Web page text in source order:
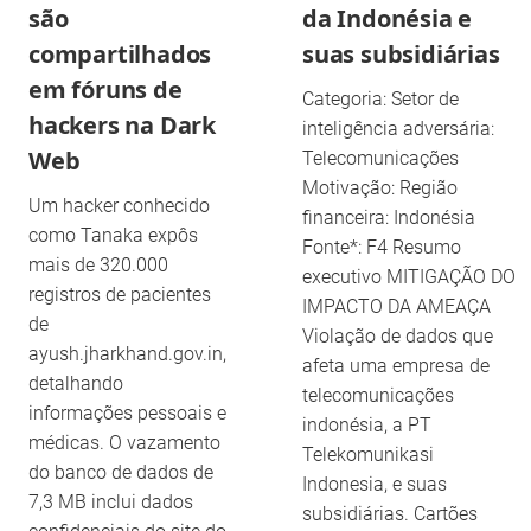
são
compartilhados
em fóruns de
hackers na Dark
Web
Um hacker conhecido
como Tanaka expôs
mais de 320.000
registros de pacientes
de
ayush.jharkhand.gov.in,
detalhando
informações pessoais e
médicas. O vazamento
do banco de dados de
7,3 MB inclui dados
da Indonésia e
suas subsidiárias
Categoria: Setor de
inteligência adversária:
Telecomunicações
Motivação: Região
financeira: Indonésia
Fonte*: F4 Resumo
executivo MITIGAÇÃO DO
IMPACTO DA AMEAÇA
Violação de dados que
afeta uma empresa de
telecomunicações
indonésia, a PT
Telekomunikasi
Indonesia, e suas
subsidiárias. Cartões